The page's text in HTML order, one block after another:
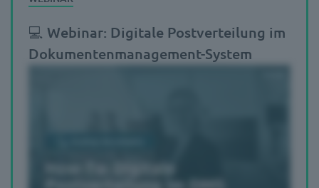
💻 Webinar: Digitale Postverteilung im
Dokumentenmanagement-System